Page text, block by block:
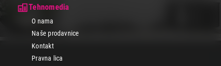
Tehnomedia
O nama
Naše prodavnice
Kontakt
Pravna lica